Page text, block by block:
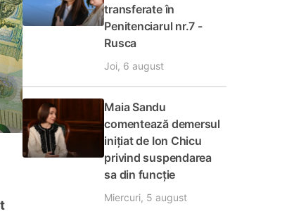
transferate în
Penitenciarul nr.7 -
Rusca
Joi, 6 august
Maia Sandu
comentează demersul
inițiat de Ion Chicu
privind suspendarea
sa din funcție
Miercuri, 5 august